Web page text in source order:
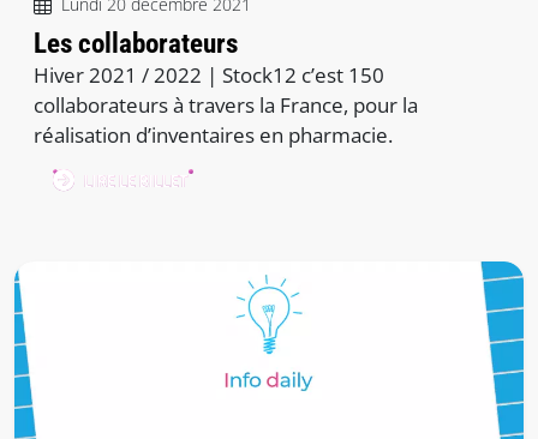
Les collaborateurs
Hiver 2021 / 2022 | Stock12 c’est 150
collaborateurs à travers la France, pour la
réalisation d’inventaires en pharmacie.
LIRE LE BILLET